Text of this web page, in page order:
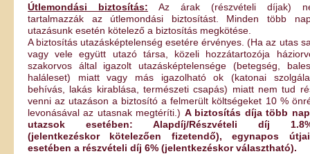
Útlemondási biztosítás: Az árak (részvételi díjak)
tartalmazzák az útlemondási biztosítást. Minden több
utazásunk esetén kötelező a biztosítás megkötése.
A biztosítás utazásképtelenség esetére érvényes. (Ha az utas
vagy vele együtt utazó társa, közeli hozzátartozója
szakorvos által igazolt utazásképtelensége (betegség,
haláleset) miatt vagy más igazolható ok (katonai
behívás, lakás kirablása, természeti csapás) miatt nem tud
venni az utazáson a biztosító a felmerült költségeket 10 %
levonásával az utasnak megtéríti.) A biztosítás díja több
utazsok esetében: Alapdíj/Részvételi díj
(jelentkezéskor kötelezően fizetendő), egynapos
esetében a részvételi díj 6% (jelentkezéskor választható).